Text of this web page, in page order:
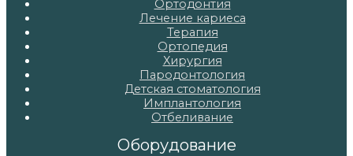
Ортодонтия
Лечение кариеса
Терапия
Ортопедия
Хирургия
Пародонтология
Детская стоматология
Имплантология
Отбеливание
Оборудование